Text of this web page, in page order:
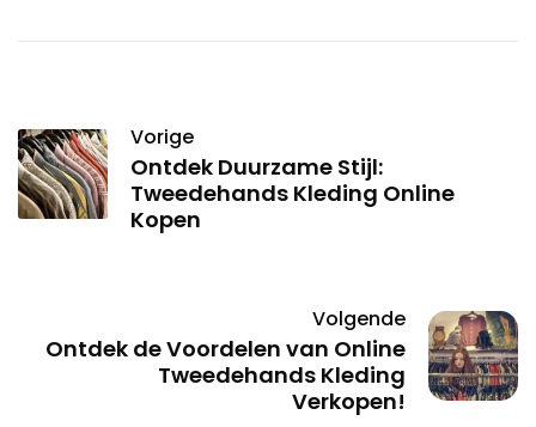
Vorige
Ontdek Duurzame Stijl:
Tweedehands Kleding Online
Kopen
Volgende
Ontdek de Voordelen van Online
Tweedehands Kleding
Verkopen!